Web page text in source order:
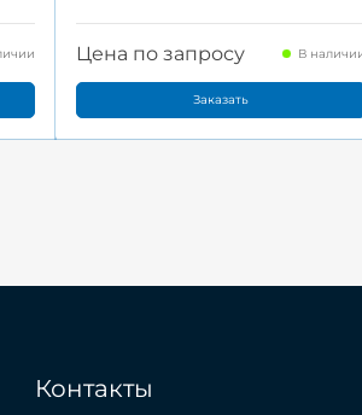
Цена по запросу В
Заказать
Контакты